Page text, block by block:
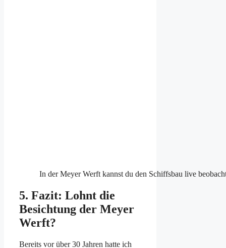
In der Meyer Werft kannst du den Schiffsbau live
5. Fazit: Lohnt die
Besichtung der Meyer
Werft?
Bereits vor über 30 Jahren hatte ich